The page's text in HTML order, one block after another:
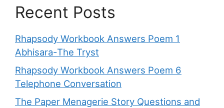
Recent Posts
Rhapsody Workbook Answers Poem 1
Abhisara-The Tryst
Rhapsody Workbook Answers Poem 6
Telephone Conversation
The Paper Menagerie Story Questions and